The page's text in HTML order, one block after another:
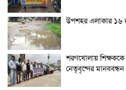
উপশহর এলাকার ১৬
শরণখোলায় শিক্ষককে
নেতৃবৃন্দের মানববন্ধন